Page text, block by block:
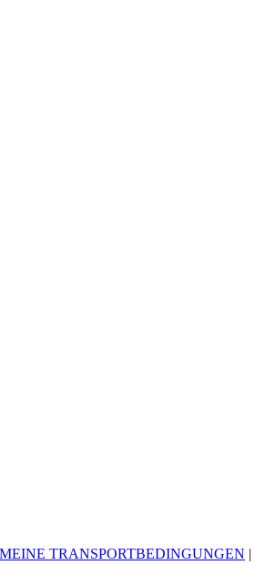
TRANSPORTBEDINGUNGEN |